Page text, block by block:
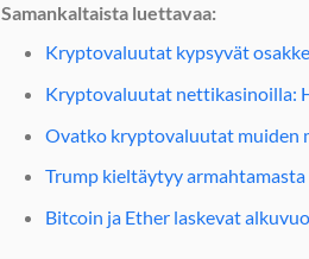
Samankaltaista luettavaa:
Kryptovaluutat kypsyvät
Kryptovaluutat nettikasinoilla:
Ovatko kryptovaluutat muiden
Trump kieltäytyy
Bitcoin ja Ether laskevat